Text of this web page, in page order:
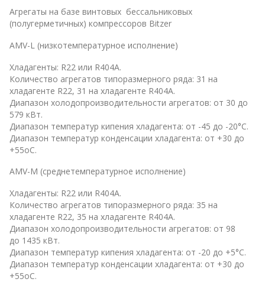
Агрегаты на базе винтовых бессальниковых
(полугерметичных) компрессоров Bitzer
AMV-L (низкотемпературное исполнение)
Хладагенты: R22 или R404А.
Количество агрегатов типоразмерного ряда: 31 на
хладагенте R22, 31 на хладагенте R404А.
Диапазон холодопроизводительности агрегатов: от 30 до
579 кВт.
Диапазон температур кипения хладагента: от -45 до -20°С.
Диапазон температур конденсации хладагента: от +30 до
+55оС.
AMV-M (среднетемпературное исполнение)
Хладагенты: R22 или R404А.
Количество агрегатов типоразмерного ряда: 35 на
хладагенте R22, 35 на хладагенте R404А.
Диапазон холодопроизводительности агрегатов: от 98
до 1435 кВт.
Диапазон температур кипения хладагента: от -20 до +5°С.
Диапазон температур конденсации хладагента: от +30 до
+55оС.